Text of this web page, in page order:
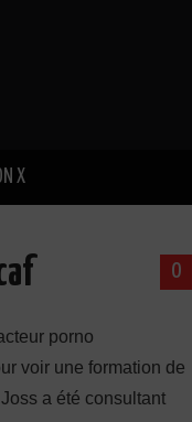
X
0
porno
voir une formation de
a été consultant